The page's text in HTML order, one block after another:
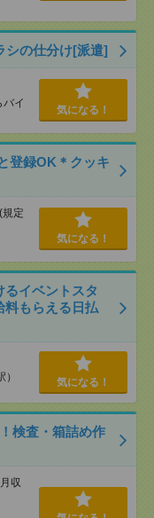
シの仕分け[派遣]
バイ
気になる！
登録OK＊クッキ
定
気になる！
るイベントスタ
もらえる日払
気になる！
検査・箱詰め作
収